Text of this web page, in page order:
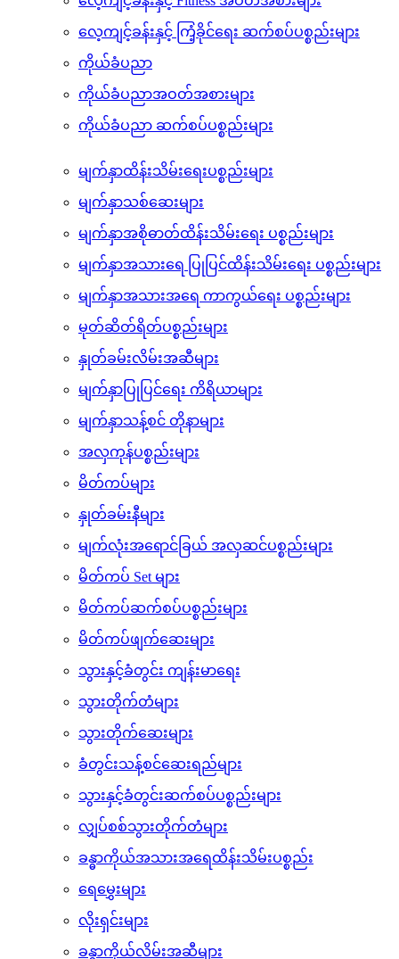
Biking & Cycling Accessories
လေ့ကျင့်ခန်းနှင့် ကြံ့ခိုင်မှု
လေ့ကျင့်ခန်းနှင့် Fitness အဝတ်အစားများ
လေ့ကျင့်ခန်းနှင့် ကြံ့ခိုင်ရေး ဆက်စပ်ပစ္စည်းများ
ကိုယ်ခံပညာ
ကိုယ်ခံပညာ ဆက်စပ်ပစ္စည်းများ
မျက်နှာထိန်းသိမ်းရေးပစ္စည်းများ
မျက်နှာသစ်ဆေးများ
မျက်နှာအစိုဓာတ်ထိန်းသိမ်းရေး ပစ္စည်းများ
မျက်နှာအသားရေ ပြုပြင်ထိန်းသိမ်းရေး ပစ္စည်းများ
မျက်နှာအသားအရေ ကာကွယ်ရေး ပစ္စည်းများ
မုတ်ဆိတ်ရိတ်ပစ္စည်းများ
နှုတ်ခမ်းလိမ်းအဆီများ
မျက်နှာပြုပြင်ရေး ကိရိယာများ
မျက်နှာသန့်စင် တိုနာများ
အလှကုန်ပစ္စည်းများ
မိတ်ကပ်များ
နှုတ်ခမ်းနီများ
မျက်လုံးအရောင်ခြယ် အလှဆင်ပစ္စည်းများ
မိတ်ကပ် Set များ
မိတ်ကပ်ဆက်စပ်ပစ္စည်းများ
မိတ်ကပ်ဖျက်ဆေးများ
သွားနှင့်ခံတွင်း ကျန်းမာရေး
သွားတိုက်တံများ
သွားတိုက်ဆေးများ
ခံတွင်းသန့်စင်ဆေးရည်များ
သွားနှင့်ခံတွင်းဆက်စပ်ပစ္စည်းများ
လျှပ်စစ်သွားတိုက်တံများ
ခန္ဓာကိုယ်အသားအရေထိန်းသိမ်းပစ္စည်း
‌ရေမွှေးများ